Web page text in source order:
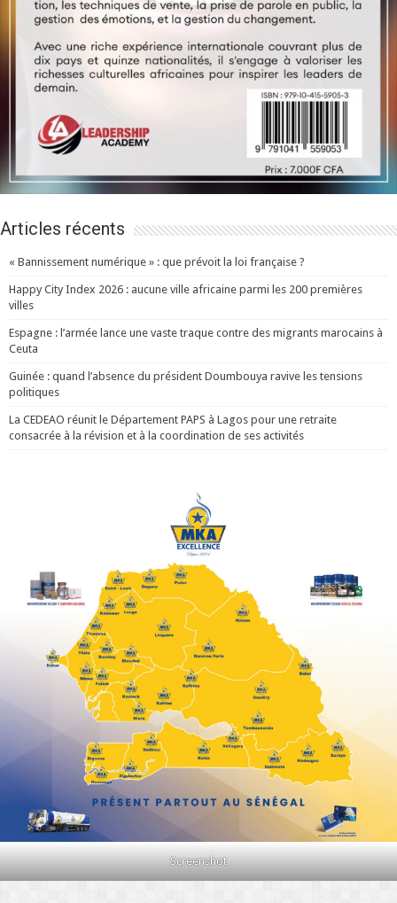
Articles récents
« Bannissement numérique » : que prévoit la loi française ?
Happy City Index 2026 : aucune ville africaine parmi les 200 premières
villes
Espagne : l’armée lance une vaste traque contre des migrants marocains à
Ceuta
Guinée : quand l’absence du président Doumbouya ravive les tensions
politiques
La CEDEAO réunit le Département PAPS à Lagos pour une retraite
consacrée à la révision et à la coordination de ses activités
Screenshot